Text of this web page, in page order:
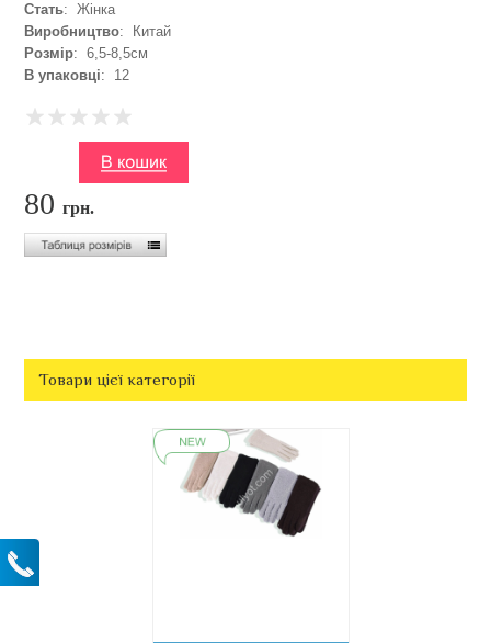
Стать: Жінка
Виробництво: Китай
Розмір: 6,5-8,5см
В упаковці: 12
80грн.
Товари цієї категорії